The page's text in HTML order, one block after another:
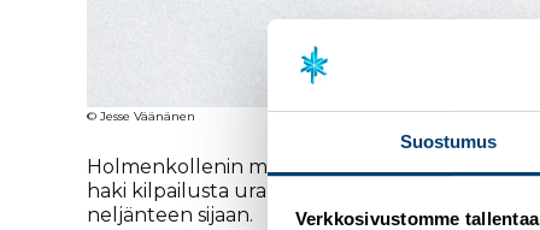
Suostumus
Verkkosivustomme
© Jesse Väänänen
Holmenkollenin maailmancupin viikonloppu
haki kilpailusta uransa ensimmäistä
neljänteen sijaan.